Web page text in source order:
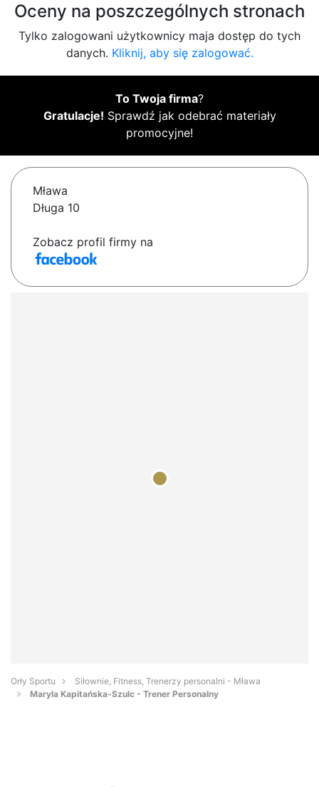
Oceny na poszczególnych stronach
Tylko zalogowani użytkownicy maja dostęp do tych
danych. Kliknij, aby się zalogować.
To Twoja firma?
Gratulacje! Sprawdź jak odebrać materiały
promocyjne!
Mława
Długa 10
Zobacz profil firmy na
Orły Sportu
Siłownie, Fitness, Trenerzy personalni - Mława
Maryla Kapitańska-Szulc - Trener Personalny